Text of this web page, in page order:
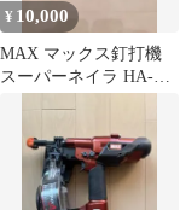
¥ 10,000
MAX マックス釘打機
スーパーネイラ HA-